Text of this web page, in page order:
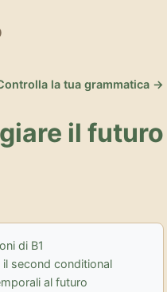
la tua grammatica →
il futuro
di B1
second conditional
al futuro